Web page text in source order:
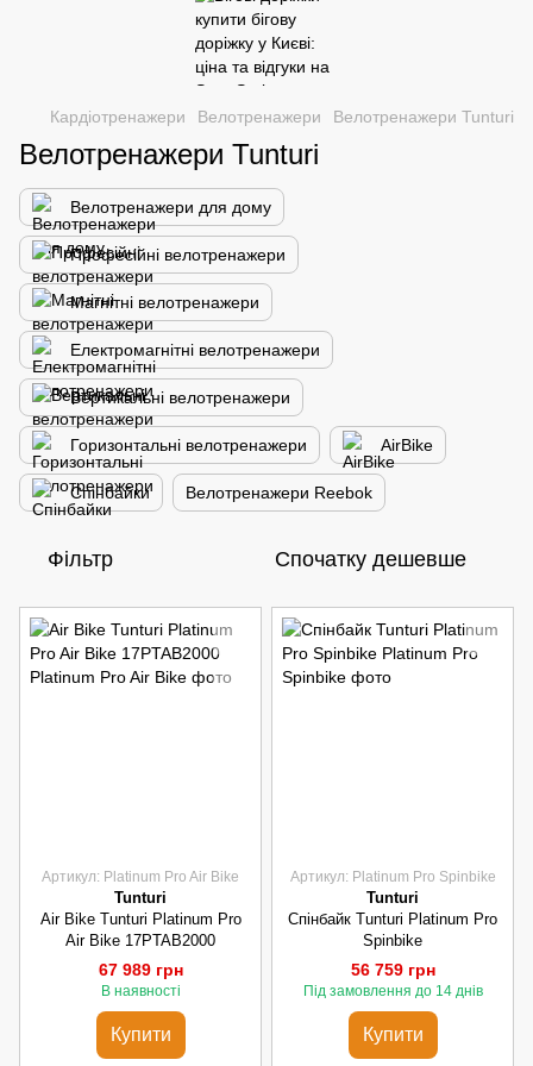
Кардіотренажери Велотренажери Велотренажери Tunturi
Велотренажери Tunturi
Велотренажери для дому
Професійні велотренажери
Магнітні велотренажери
Електромагнітні велотренажери
Вертикальні велотренажери
Горизонтальні велотренажери AirBike
Спінбайки Велотренажери Reebok
Фільтр Спочатку дешевше
Артикул: Platinum Pro Air Bike
Tunturi
Air Bike Tunturi Platinum Pro
Air Bike 17PTAB2000
67 989 грн
В наявності
Купити
Артикул: Platinum Pro Spinbike
Tunturi
Спінбайк Tunturi Platinum Pro
Spinbike
56 759 грн
Під замовлення до 14 днів
Купити